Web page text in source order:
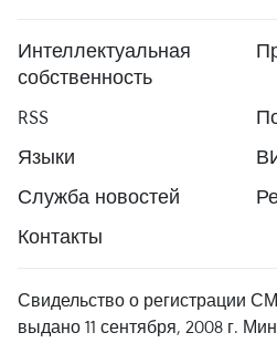
Интеллектуальная
собственность
RSS
Языки
Служба новостей
Контакты
Свидельство о регистрации
выдано 11 сентября, 2008 г.